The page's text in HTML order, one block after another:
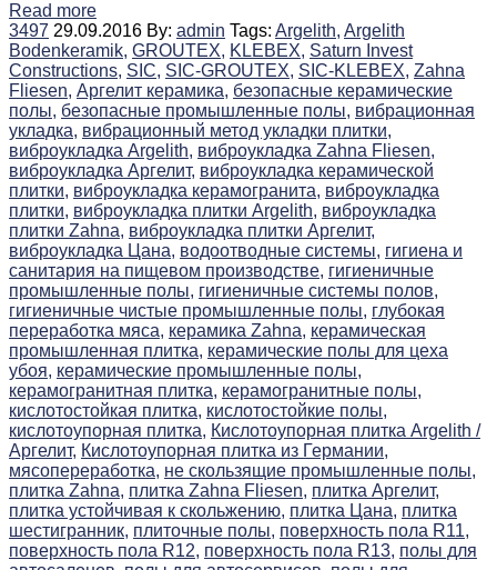
Read more
3497 29.09.2016 By: admin Tags: Argelith, Argelith
Bodenkeramik, GROUTEX, KLEBEX, Saturn Invest
Constructions, SIC, SIC-GROUTEX, SIC-KLEBEX, Zahna
Fliesen, Аргелит керамика, безопасные керамические
полы, безопасные промышленные полы, вибрационная
укладка, вибрационный метод укладки плитки,
виброукладка Argelith, виброукладка Zahna Fliesen,
виброукладка Аргелит, виброукладка керамической
плитки, виброукладка керамогранита, виброукладка
плитки, виброукладка плитки Argelith, виброукладка
плитки Zahna, виброукладка плитки Аргелит,
виброукладка Цана, водоотводные системы, гигиена и
санитария на пищевом производстве, гигиеничные
промышленные полы, гигиеничные системы полов,
гигиеничные чистые промышленные полы, глубокая
переработка мяса, керамика Zahna, керамическая
промышленная плитка, керамические полы для цеха
убоя, керамические промышленные полы,
керамогранитная плитка, керамогранитные полы,
кислотостойкая плитка, кислотостойкие полы,
кислотоупорная плитка, Кислотоупорная плитка Argelith /
Аргелит, Кислотоупорная плитка из Германии,
мясопереработка, не скользящие промышленные полы,
плитка Zahna, плитка Zahna Fliesen, плитка Аргелит,
плитка устойчивая к скольжению, плитка Цана, плитка
шестигранник, плиточные полы, поверхность пола R11,
поверхность пола R12, поверхность пола R13, полы для